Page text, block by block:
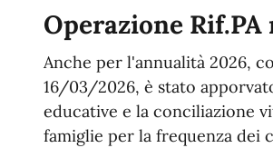
Operazione
Anche per l'annualità 2026,
16/03/2026, è stato
educative e la conciliazione
famiglie per la frequenza dei